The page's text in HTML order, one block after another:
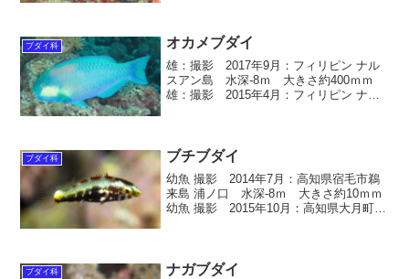
ブダイ科 オカメブダイ
雄：撮影 2017年9月：フィリピン ナル
スアン島 水深-8ｍ 大きさ約400ｍｍ
雄：撮影 2015年4月：フィリピン ナル
ブダイ科 ブチブダイ
幼魚 撮影 2014年7月：高知県宿毛市鵜
来島 浦ノ口 水深-8ｍ 大きさ約10ｍｍ
幼魚 撮影 2015年10月：高知県大月町柏
ブダイ科 ナガブダイ